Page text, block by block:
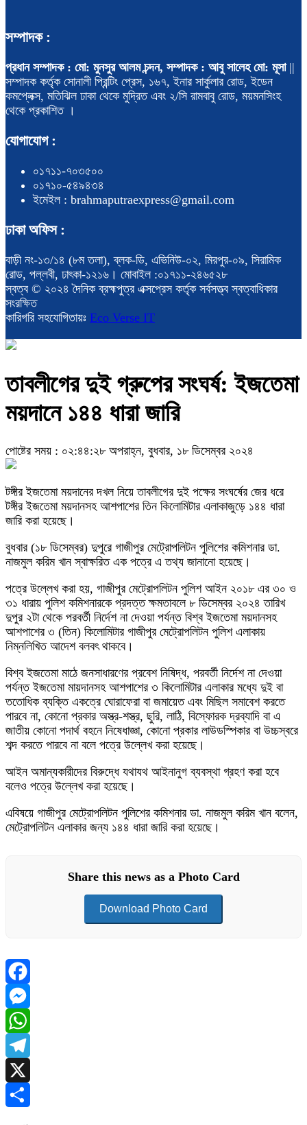
সম্পাদক :
প্রধান সম্পাদক : মো: মুনসুর আলম চন্দন, সম্পাদক : আবু সালেহ মো: মূসা||
সম্পাদক কর্তৃক সোনালী প্রিন্টিং প্রেস, ১৬৭, ইনার সার্কুলার রোড, ইডেন
কমপ্লেক্স, মতিঝিল ঢাকা থেকে মুদ্রিত এবং ২/সি রামবাবু রোড, ময়মনসিংহ
থেকে প্রকাশিত ।
যোগাযোগ :
০১৭১১-৭০৩৫০০
০১৭১০-৫৪৯৪৩৪
ইমেইল : brahmaputraexpress@gmail.com
ঢাকা অফিস :
বাড়ী নং-১৩/১৪ (৮ম তলা), ব্লক-ডি, এভিনিউ-০২, মিরপুর-০৯, সিরামিক
রোড, পল্লবী, ঢাৎকা-১২১৬। মোবাইল :০১৭১১-২৪৬৫২৮
স্বত্ব © ২০২৪ দৈনিক ব্রহ্মপুত্র এক্সপ্রেস কর্তৃক সর্বসত্ত্ব স্বত্বাধিকার
সংরক্ষিত
কারিগরি সহযোগিতায়ঃ Eco Verse IT
তাবলীগের দুই গ্রুপের সংঘর্ষ: ইজতেমা
ময়দানে ১৪৪ ধারা জারি
পোষ্টের সময় : ০২:৪৪:২৮ অপরাহ্ন, বুধবার, ১৮ ডিসেম্বর ২০২৪
টঙ্গীর ইজতেমা ময়দানের দখল নিয়ে তাবলীগের দুই পক্ষের সংঘর্ষের জের ধরে
টঙ্গীর ইজতেমা ময়দানসহ আশপাশের তিন কিলোমিটার এলাকাজুড়ে ১৪৪ ধারা
জারি করা হয়েছে।
বুধবার (১৮ ডিসেম্বর) দুপুরে গাজীপুর মেট্রোপলিটন পুলিশের কমিশনার ডা.
নাজমুল করিম খান স্বাক্ষরিত এক পত্রে এ তথ্য জানানো হয়েছে।
পত্রে উল্লেখ করা হয়, গাজীপুর মেট্রোপলিটন পুলিশ আইন ২০১৮ এর ৩০ ও
৩১ ধারায় পুলিশ কমিশনারকে প্রদত্ত ক্ষমতাবলে ৮ ডিসেম্বর ২০২৪ তারিখ
দুপুর ২টা থেকে পরবর্তী নির্দেশ না দেওয়া পর্যন্ত বিশ্ব ইজতেমা ময়দানসহ
আশপাশের ৩ (তিন) কিলোমিটার গাজীপুর মেট্রোপলিটন পুলিশ এলাকায়
নিম্নলিখিত আদেশ বলবৎ থাকবে।
বিশ্ব ইজতেমা মাঠে জনসাধারণের প্রবেশ নিষিদ্ধ, পরবর্তী নির্দেশ না দেওয়া
পর্যন্ত ইজতেমা মায়দানসহ আশপাশের ৩ কিলোমিটার এলাকার মধ্যে দুই বা
ততোধিক ব্যক্তি একত্রে ঘোরাফেরা বা জমায়েত এবং মিছিল সমাবেশ করতে
পারবে না, কোনো প্রকার অস্ত্র-শস্ত্র, ছুরি, লাঠি, বিস্ফোরক দ্রব্যাদি বা এ
জাতীয় কোনো পদার্থ বহনে নিষেধাজ্ঞা, কোনো প্রকার লাউডস্পিকার বা উচ্চস্বরে
শব্দ করতে পারবে না বলে পত্রে উল্লেখ করা হয়েছে।
আইন অমান্যকারীদের বিরুদ্ধে যথাযথ আইনানুগ ব্যবস্থা গ্রহণ করা হবে
বলেও পত্রে উল্লেখ করা হয়েছে।
এবিষয়ে গাজীপুর মেট্রোপলিটন পুলিশের কমিশনার ডা. নাজমুল করিম খান বলেন,
মেট্রোপলিটন এলাকার জন্য ১৪৪ ধারা জারি করা হয়েছে।
Share this news as a Photo Card
Download Photo Card
Facebook
Messenger
WhatsApp
Telegram
X